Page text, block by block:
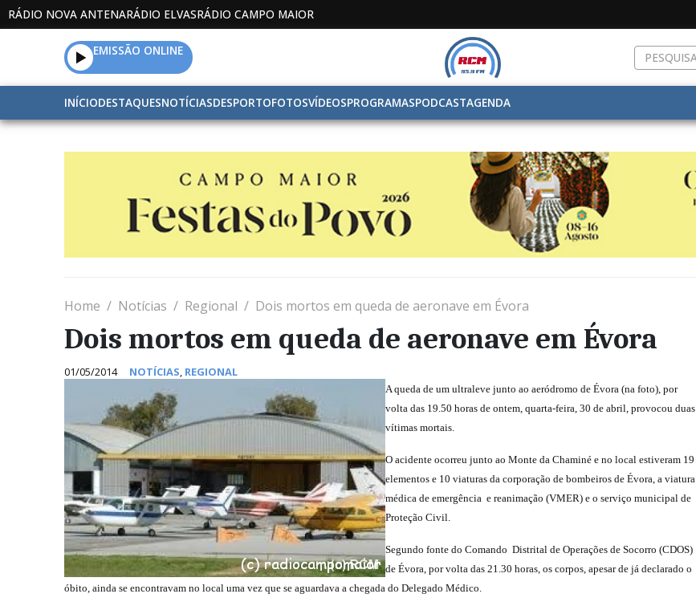
RÁDIO NOVA ANTENARÁDIO ELVASRÁDIO CAMPO MAIOR
EMISSÃO ONLINE
INÍCIODESTAQUESNOTÍCIASDESPORTOFOTOSVÍDEOSPROGRAMASPODCASTAGENDA
Home Notícias Regional Dois mortos em queda de aeronave em Évora
Dois mortos em queda de aeronave em Évora
01/05/2014 NOTÍCIAS, REGIONAL
A queda de um ultraleve junto ao aeródromo de Évora (na foto), por
volta das 19.50 horas de ontem, quarta-feira, 30 de abril, provocou duas
vítimas mortais.
O acidente ocorreu junto ao Monte da Chaminé e no local estiveram 19
elementos e 10 viaturas da corporação de bombeiros de Évora, a viatura
médica de emergência e reanimação (VMER) e o serviço municipal de
Proteção Civil.
Segundo fonte do Comando Distrital de Operações de Socorro (CDOS)
de Évora, por volta das 21.30 horas, os corpos, apesar de já declarado o
óbito, ainda se encontravam no local uma vez que se aguardava a chegada do Delegado Médico.